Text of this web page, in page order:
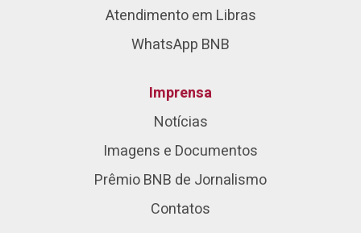
Atendimento em Libras
WhatsApp BNB
Imprensa
Notícias
Imagens e Documentos
Prêmio BNB de Jornalismo
Contatos